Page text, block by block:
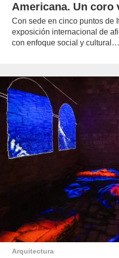
Americana. Un coro
Con sede en cinco puntos de
exposición internacional de
con enfoque social y cultural…
Arquitectura